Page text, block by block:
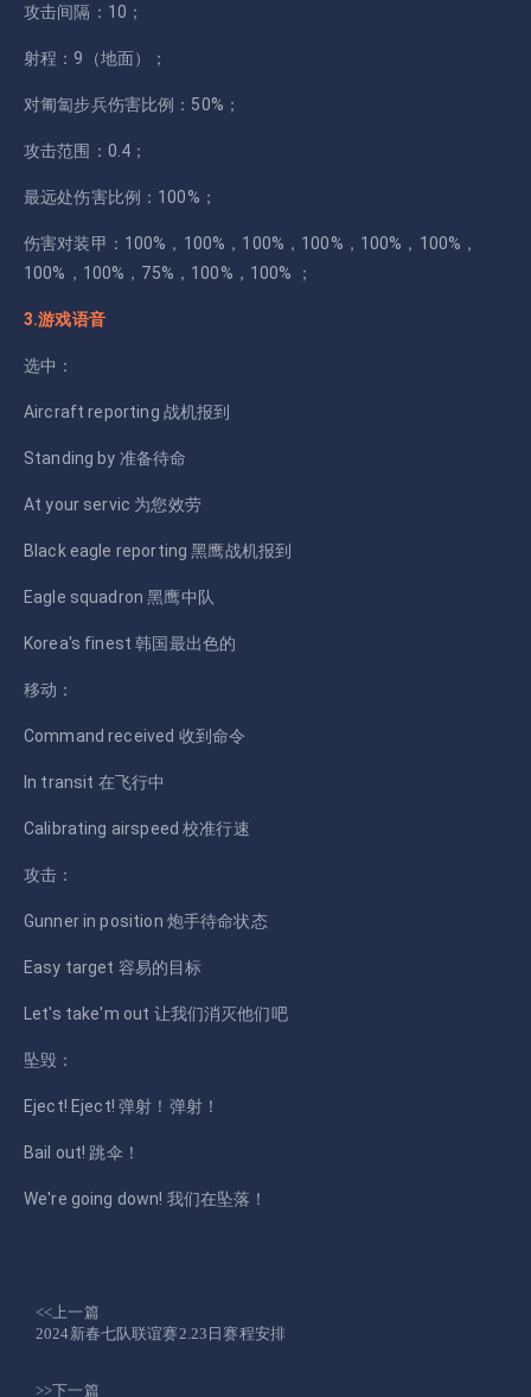
攻击间隔：10；
射程：9（地面）；
对匍匐步兵伤害比例：50%；
攻击范围：0.4；
最远处伤害比例：100%；
伤害对装甲：100%，100%，100%，100%，100%，100%，
100%，100%，75%，100%，100% ；
3.游戏语音
选中：
Aircraft reporting 战机报到
Standing by 准备待命
At your servic 为您效劳
Black eagle reporting 黑鹰战机报到
Eagle squadron 黑鹰中队
Korea's finest 韩国最出色的
移动：
Command received 收到命令
In transit 在飞行中
Calibrating airspeed 校准行速
攻击：
Gunner in position 炮手待命状态
Easy target 容易的目标
Let's take'm out 让我们消灭他们吧
坠毁：
Eject! Eject! 弹射！弹射！
Bail out! 跳伞！
We're going down! 我们在坠落！
<<上一篇
2024新春七队联谊赛2.23日赛程安排
>>下一篇